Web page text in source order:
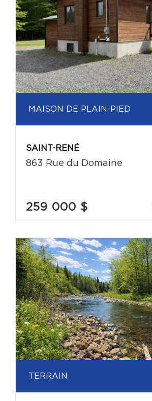
MAISON DE PLAIN-PIED
SAINT-RENÉ
863 Rue du Domaine
259 000 $
TERRAIN